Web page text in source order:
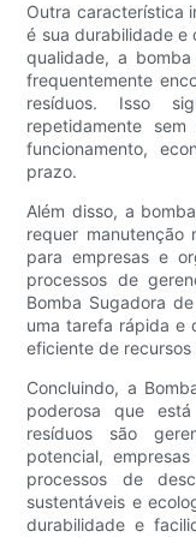
Outra característica
é sua durabilidade e
qualidade, a
frequentemente
resíduos. Isso
repetidamente
funcionamento,
prazo.
Além disso, a
requer manutenção
para empresas e
processos de
Bomba Sugadora
uma tarefa rápida e
eficiente de
Concluindo, a
poderosa que
resíduos são
potencial,
processos de
sustentáveis e
durabilidade e